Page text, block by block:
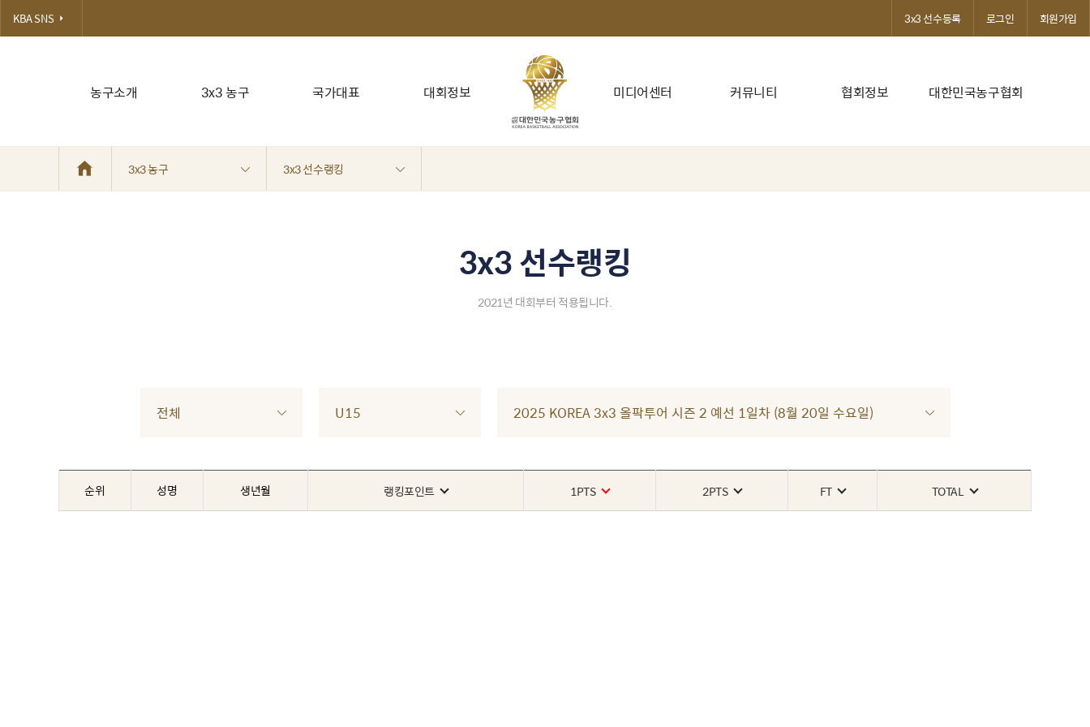
농구소개 3x3 농구 국가대표 대회정보 미디어센터 커뮤니티 협회정보 대한민국농구협회
KBA SNS 3x3 선수등록 로그인 회원가입
3x3 농구 3x3 선수랭킹
3x3 선수랭킹
2021년 대회부터 적용됩니다.
전체 U15 2025 KOREA 3x3 올팍투어 시즌 2 예선 1일차 (8월 20일 수요일)
순위 성명 생년월 랭킹포인트 1PTS 2PTS FT TOTAL